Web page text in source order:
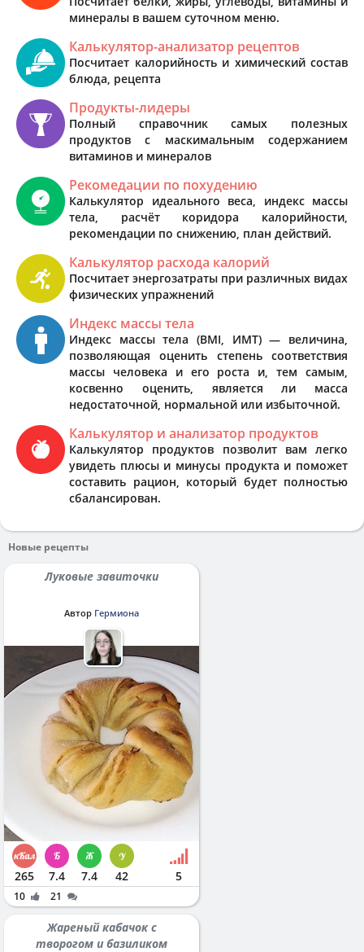
минералы в вашем суточном меню.
Калькулятор-анализатор рецептов
Посчитает калорийность и химический состав
блюда, рецепта
Продукты-лидеры
Полный справочник самых полезных
продуктов с маскимальным содержанием
витаминов и минералов
Рекомедации по похудению
Калькулятор идеального веса, индекс массы
тела, расчёт коридора калорийности,
рекомендации по снижению, план действий.
Калькулятор расхода калорий
Посчитает энергозатраты при различных видах
физических упражнений
Индекс массы тела
Индекс массы тела (BMI, ИМТ) — величина,
позволяющая оценить степень соответствия
массы человека и его роста и, тем самым,
косвенно оценить, является ли масса
недостаточной, нормальной или избыточной.
Калькулятор и анализатор продуктов
Калькулятор продуктов позволит вам легко
увидеть плюсы и минусы продукта и поможет
составить рацион, который будет полностью
сбалансирован.
Новые рецепты
Луковые завиточки
Автор Гермиона
265 7.4 7.4 42 5
10 21
Жареный кабачок с
творогом и базиликом